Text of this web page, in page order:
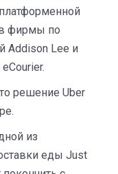
фирмы по
Addison Lee и
решение Uber
из
еды Just